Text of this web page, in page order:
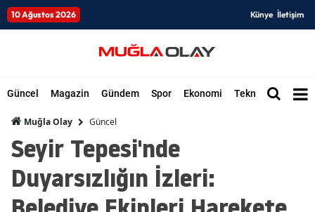
10 Ağustos 2026 Künye İletişim
Güncel Magazin Gündem Spor Ekonomi Teknoloji Dünya
Muğla Olay Güncel
Seyir Tepesi'nde
Duyarsızlığın İzleri: